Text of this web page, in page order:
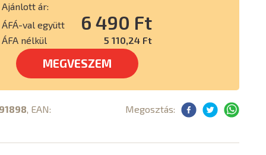
Ajánlott ár:
ÁFÁ-val együtt
6 490 Ft
ÁFA nélkül 5 110,24 Ft
MEGVESZEM
, EAN:
Megosztás: